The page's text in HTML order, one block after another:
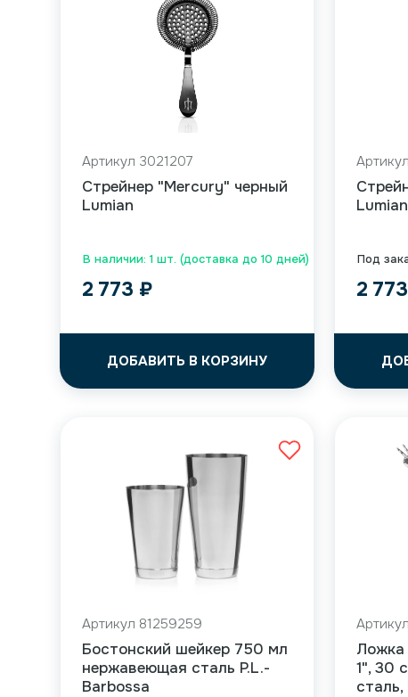
В наличии: 1 шт. (доставка до 10 дней)
Артикул 3021207
Cтрейнер "Mercury" черный
Lumian
2 773 ₽
ДОБАВИТЬ В КОРЗИНУ
Под
Lumian
2 773
Артикул 81259259
Бостонский шейкер 750 мл
нержавеющая сталь P.L.-
Barbossa
Ложка
1", 30
сталь,